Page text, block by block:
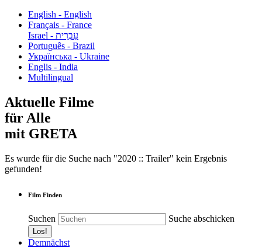
English - English
Français - France
עִבְרִית - Israel
Português - Brazil
Українська - Ukraine
Englis - India
Multilingual
Aktuelle Filme
für Alle
mit GRETA
Es wurde für die Suche nach "2020 :: Trailer" kein Ergebnis
gefunden!
Film Finden
Suchen Suche abschicken
Demnächst